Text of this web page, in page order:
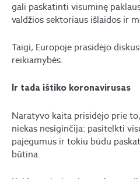
gali paskatinti visuminę
valdžios sektoriaus išlaidos ir
Taigi, Europoje prasidėjo
reikiamybės.
Ir tada ištiko koronavirusas
Naratyvo kaita prisidėjo prie
niekas nesiginčija: pasitelkti
pajėgumus ir tokiu būdu
būtina.